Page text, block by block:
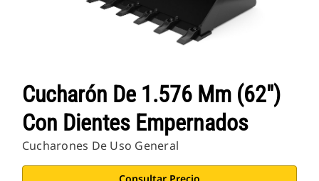
Cucharón De 1.576 Mm (62")
Con Dientes Empernados
Cucharones De Uso General